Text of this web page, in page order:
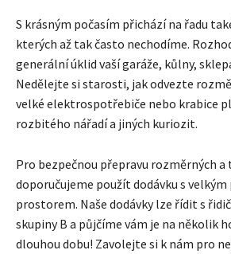
S krásným počasím přichází na řadu
kterých až tak často nechodíme.
generální úklid vaší garáže, kůlny,
Nedělejte si starosti, jak odvezte
velké elektrospotřebiče nebo krabice
rozbitého nářadí a jiných kuriozit.
Pro bezpečnou přepravu rozměrných
doporučujeme použít dodávku s
prostorem. Naše dodávky lze řídit s
skupiny B a půjčíme vám je na několik
dlouhou dobu! Zavolejte si k nám pro